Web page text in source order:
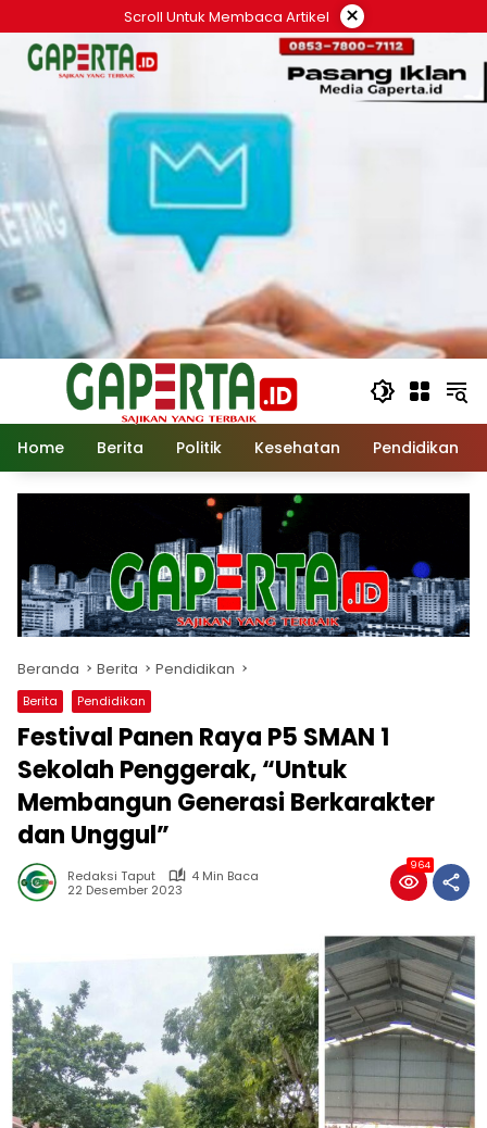
ke
konten
Scroll Untuk Membaca Artikel ×
Home Berita Politik Kesehatan Pendidikan
Beranda Berita Pendidikan
Berita Pendidikan
Festival Panen Raya P5 SMAN 1
Sekolah Penggerak, “Untuk
Membangun Generasi Berkarakter
dan Unggul”
Redaksi Taput
4 Min Baca
22 Desember 2023
964